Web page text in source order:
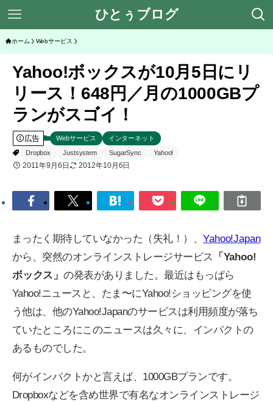
ひとぅブログ
ホーム Webサービス
Yahoo!ボックスが10月5日にリ
リース！648円／月の1000GBプ
ランがスゴイ！
広告 Webサービス
インターネット
Dropbox
Justsystem SugarSync Yahoo!
2011年9月6日 2012年10月6日
まったく期待していなかった（失礼！）、Yahoo!Japan
から、突然のオンラインストレージサービス 「Yahoo!
ボックス」の発表がありました。最近はもっぱら
Yahoo!ニュースと、たま〜にYahoo!ショッピングを使
う他は、他のYahoo!Japanのサービスは利用頻度が落ち
ていたところにこのニュースは久々に、インパクトの
あるものでした。
何がインパクトかと言えば、1000GBプランです。
Dropboxなどを含め世界で有名なオンラインストレージ